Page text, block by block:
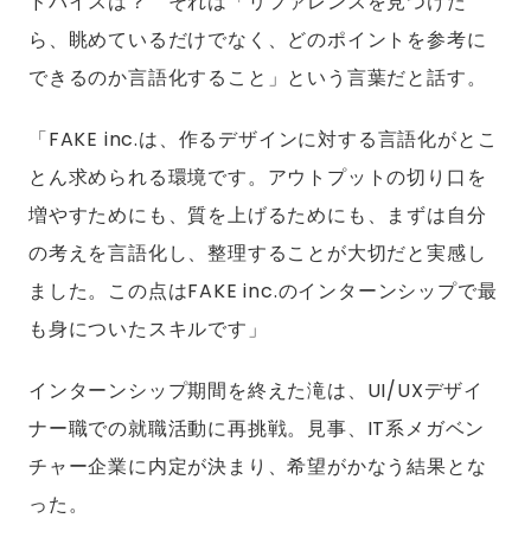
ら、眺めているだけでなく、どのポイントを参考に
できるのか言語化すること」という言葉だと話す。
「FAKE inc.は、作るデザインに対する言語化がとこ
とん求められる環境です。アウトプットの切り口を
増やすためにも、質を上げるためにも、まずは自分
の考えを言語化し、整理することが大切だと実感し
ました。この点はFAKE inc.のインターンシップで最
も身についたスキルです」
インターンシップ期間を終えた滝は、UI/UXデザイ
ナー職での就職活動に再挑戦。見事、IT系メガベン
チャー企業に内定が決まり、希望がかなう結果とな
った。